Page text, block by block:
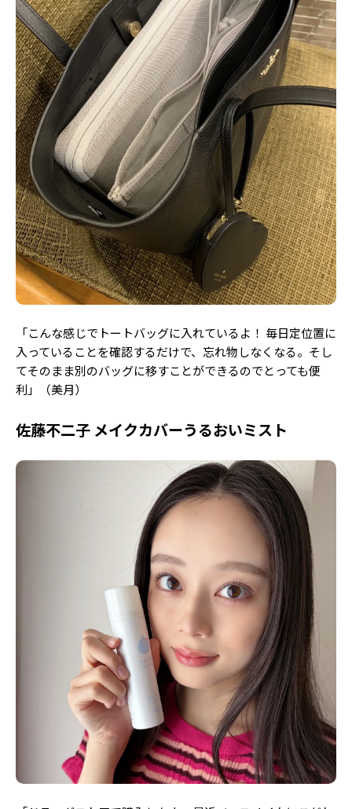
「こんな感じでトートバッグに入れているよ！ 毎日定位置に
入っていることを確認するだけで、忘れ物しなくなる。そし
てそのまま別のバッグに移すことができるのでとっても便
利」（美月）
佐藤不二子 メイクカバーうるおいミスト